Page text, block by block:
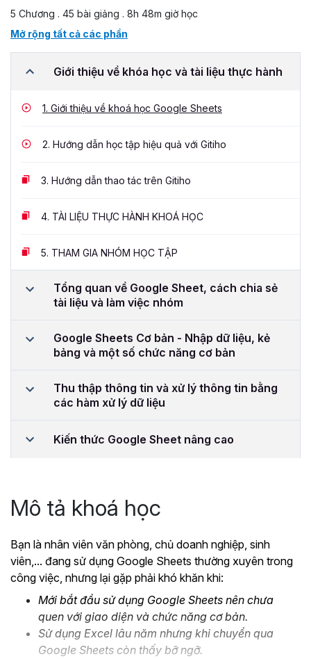
5 Chương . 45 bài giảng . 8h 48m giờ học
Mở rộng tất cả các phần
Giới thiệu về khóa học và tài liệu thực hành
1. Giới thiệu về khoá học Google Sheets
2. Hướng dẫn học tập hiệu quả với Gitiho
3. Hướng dẫn thao tác trên Gitiho
4. TÀI LIỆU THỰC HÀNH KHOÁ HỌC
5. THAM GIA NHÓM HỌC TẬP
Tổng quan về Google Sheet, cách chia sẻ
tài liệu và làm việc nhóm
Google Sheets Cơ bản - Nhập dữ liệu, kẻ
bảng và một số chức năng cơ bản
Thu thập thông tin và xử lý thông tin bằng
các hàm xử lý dữ liệu
Kiến thức Google Sheet nâng cao
Mô tả khoá học
Bạn là nhân viên văn phòng, chủ doanh nghiệp, sinh
viên,... đang sử dụng Google Sheets thường xuyên trong
công việc, nhưng lại gặp phải khó khăn khi:
Mới bắt đầu sử dụng Google Sheets nên chưa
quen với giao diện và chức năng cơ bản.
Sử dụng Excel lâu năm nhưng khi chuyển qua
Google Sheets còn thấy bỡ ngỡ.